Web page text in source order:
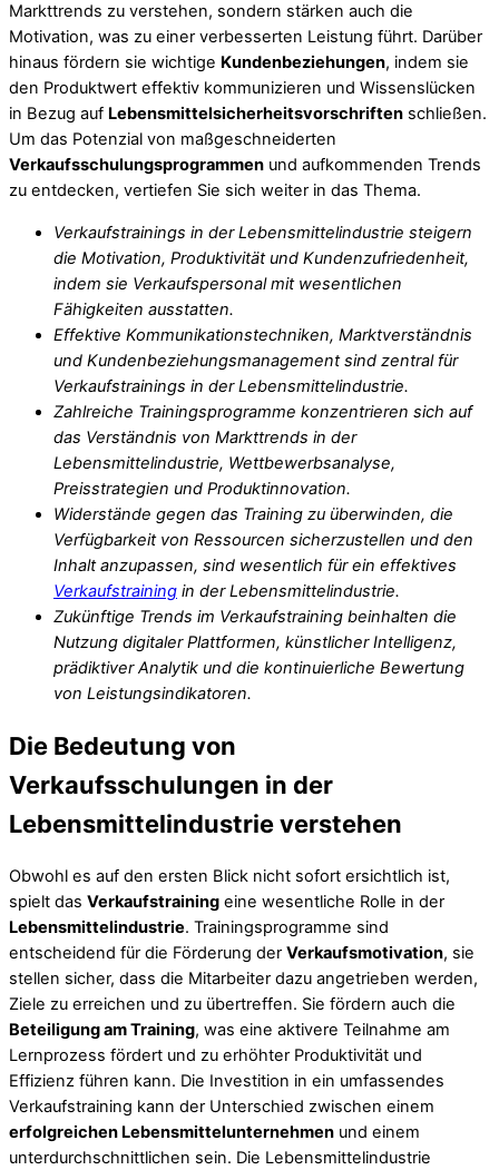
Markttrends zu verstehen, sondern stärken auch die
Motivation, was zu einer verbesserten Leistung führt. Darüber
hinaus fördern sie wichtige Kundenbeziehungen, indem sie
den Produktwert effektiv kommunizieren und Wissenslücken
in Bezug auf Lebensmittelsicherheitsvorschriften schließen.
Um das Potenzial von maßgeschneiderten
Verkaufsschulungsprogrammen und aufkommenden Trends
zu entdecken, vertiefen Sie sich weiter in das Thema.
Verkaufstrainings in der Lebensmittelindustrie steigern
die Motivation, Produktivität und Kundenzufriedenheit,
indem sie Verkaufspersonal mit wesentlichen
Fähigkeiten ausstatten.
Effektive Kommunikationstechniken, Marktverständnis
und Kundenbeziehungsmanagement sind zentral für
Verkaufstrainings in der Lebensmittelindustrie.
Zahlreiche Trainingsprogramme konzentrieren sich auf
das Verständnis von Markttrends in der
Lebensmittelindustrie, Wettbewerbsanalyse,
Preisstrategien und Produktinnovation.
Widerstände gegen das Training zu überwinden, die
Verfügbarkeit von Ressourcen sicherzustellen und den
Inhalt anzupassen, sind wesentlich für ein effektives
Verkaufstraining in der Lebensmittelindustrie.
Zukünftige Trends im Verkaufstraining beinhalten die
Nutzung digitaler Plattformen, künstlicher Intelligenz,
prädiktiver Analytik und die kontinuierliche Bewertung
von Leistungsindikatoren.
Die Bedeutung von
Verkaufsschulungen in der
Lebensmittelindustrie verstehen
Obwohl es auf den ersten Blick nicht sofort ersichtlich ist,
spielt das Verkaufstraining eine wesentliche Rolle in der
Lebensmittelindustrie. Trainingsprogramme sind
entscheidend für die Förderung der Verkaufsmotivation, sie
stellen sicher, dass die Mitarbeiter dazu angetrieben werden,
Ziele zu erreichen und zu übertreffen. Sie fördern auch die
Beteiligung am Training, was eine aktivere Teilnahme am
Lernprozess fördert und zu erhöhter Produktivität und
Effizienz führen kann. Die Investition in ein umfassendes
Verkaufstraining kann der Unterschied zwischen einem
erfolgreichen Lebensmittelunternehmen und einem
unterdurchschnittlichen sein. Die Lebensmittelindustrie